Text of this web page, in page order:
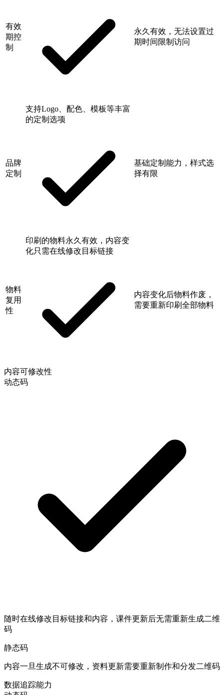
有效
期控
制
永久有效，无法设置过
期时间限制访问
品牌
定制
支持Logo、配色、模板等丰富
的定制选项
基础定制能力，样式选
择有限
物料
复用
性
印刷的物料永久有效，内容变
化只需在线修改目标链接
内容变化后物料作废，
需要重新印刷全部物料
内容可修改性
动态码
随时在线修改目标链接和内容，课件更新后无需重新生成二维
码
静态码
内容一旦生成不可修改，资料更新需要重新制作和分发二维码
数据追踪能力